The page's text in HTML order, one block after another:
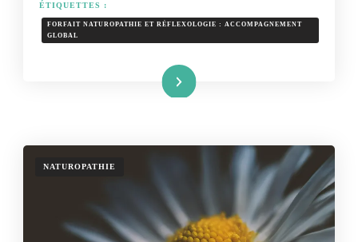
ÉTIQUETTES :
FORFAIT NATUROPATHIE ET RÉFLEXOLOGIE : ACCOMPAGNEMENT
GLOBAL
Lire la suite
NATUROPATHIE